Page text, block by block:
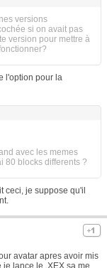
versions
si on avait pas
version pour mettre à
l'option pour la
avec les memes
80 blocks differents ?
ceci, je suppose qu'il
avatar apres avoir mis
lance le .XEX sa me